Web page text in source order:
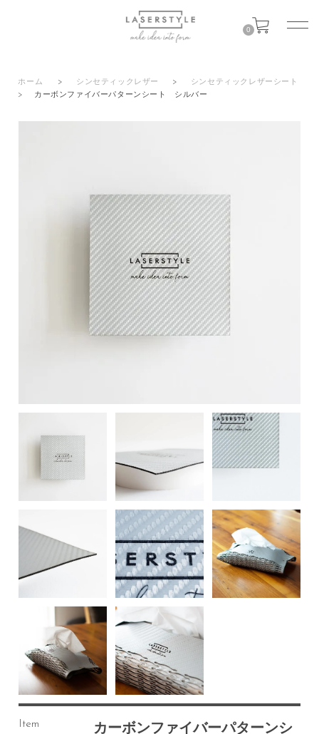
0
ホーム > シンセティックレザー >
シンセティックレザーシート
>
カーボンファイバーパターンシート シルバー
Item
カーボンファイバーパターンシ